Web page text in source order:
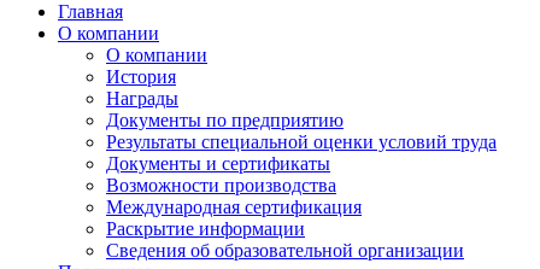
Главная
О компании
О компании
История
Награды
Документы по предприятию
Результаты специальной оценки условий труда
Документы и сертификаты
Возможности производства
Международная сертификация
Раскрытие информации
Сведения об образовательной организации